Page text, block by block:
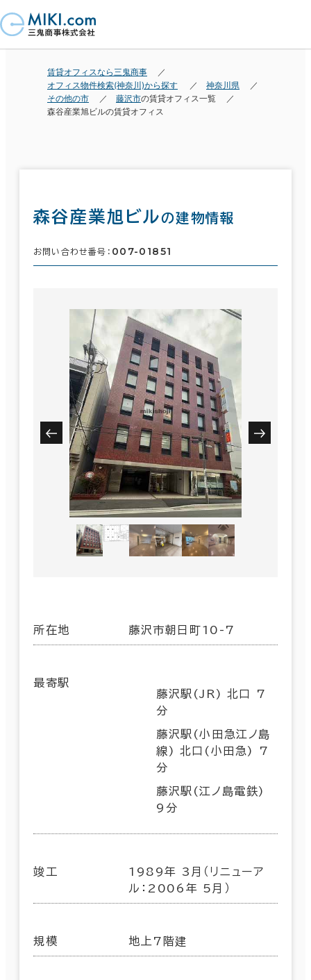
賃貸オフィスなら三鬼商事
オフィス物件検索(神奈川)から探す
神奈川県
その他の市
藤沢市の賃貸オフィス一覧
森谷産業旭ビルの賃貸オフィス
森谷産業旭ビルの建物情報
お問い合わせ番号： 007-01851
所在地 藤沢市朝日町10-7
最寄駅
藤沢駅(JR) 北口 7
分
藤沢駅(小田急江ノ島
線) 北口(小田急) 7
分
藤沢駅(江ノ島電鉄)
9分
竣工
1989年 3月（リニューア
ル：2006年 5月）
規模 地上7階建